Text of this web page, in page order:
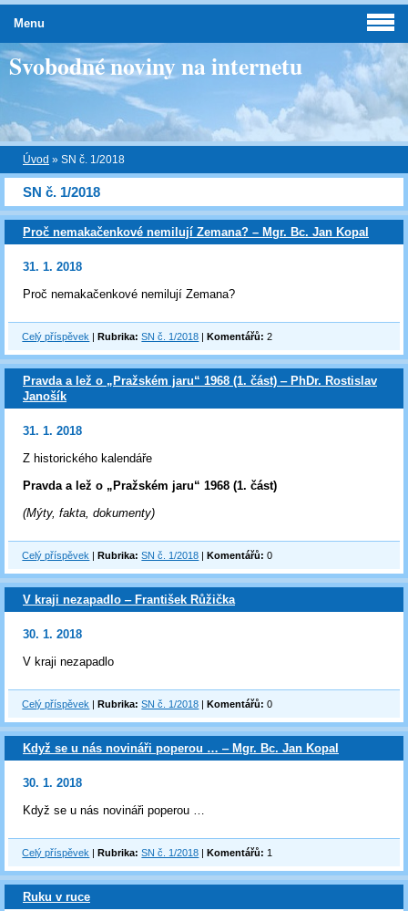
Svobodné noviny na internetu
Úvod » SN č. 1/2018
SN č. 1/2018
Proč nemakačenkové nemilují Zemana? – Mgr. Bc. Jan Kopal
31. 1. 2018
Proč nemakačenkové nemilují Zemana?
Celý příspěvek |Rubrika: SN č. 1/2018 |Komentářů: 2
Pravda a lež o „Pražském jaru“ 1968 (1. část) ‒ PhDr. Rostislav
Janošík
31. 1. 2018
Z historického kalendáře
Pravda a lež o „Pražském jaru“ 1968 (1. část)
(Mýty, fakta, dokumenty)
Celý příspěvek |Rubrika: SN č. 1/2018 |Komentářů: 0
V kraji nezapadlo ‒ František Růžička
30. 1. 2018
V kraji nezapadlo
Celý příspěvek |Rubrika: SN č. 1/2018 |Komentářů: 0
Když se u nás novináři poperou … ‒ Mgr. Bc. Jan Kopal
30. 1. 2018
Když se u nás novináři poperou …
Celý příspěvek |Rubrika: SN č. 1/2018 |Komentářů: 1
Ruku v ruce
Menu